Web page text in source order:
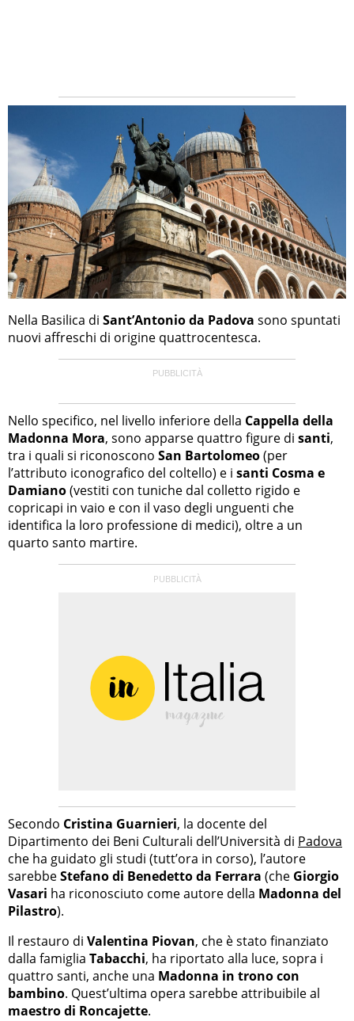
Nella Basilica di Sant’Antonio da Padova sono spuntati
nuovi affreschi di origine quattrocentesca.
Nello specifico, nel livello inferiore della Cappella della
Madonna Mora, sono apparse quattro figure di santi,
tra i quali si riconoscono San Bartolomeo(per
l’attributo iconografico del coltello) e i santi Cosma e
Damiano(vestiti con tuniche dal colletto rigido e
copricapi in vaio e con il vaso degli unguenti che
identifica la loro professione di medici), oltre a un
quarto santo martire.
Secondo Cristina Guarnieri, la docente del
Dipartimento dei Beni Culturali dell’Università di Padova
che ha guidato gli studi (tutt’ora in corso), l’autore
sarebbeStefano di Benedetto da Ferrara (che Giorgio
Vasari ha riconosciuto come autore della Madonna del
Pilastro).
Il restauro di Valentina Piovan, che è stato finanziato
dalla famiglia Tabacchi, ha riportato alla luce, sopra i
quattro santi, anche una Madonna in trono con
bambino. Quest’ultima opera sarebbe attribuibile al
maestro di Roncajette.